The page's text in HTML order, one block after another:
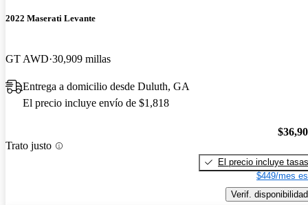
2022 Maserati Levante
GT AWD 30,909 millas
Entrega a domicilio desde Duluth, GA
El precio incluye envío de $1,818
Trato justo
El precio incluye tasas
$449/mes
Verif. disponibilidad